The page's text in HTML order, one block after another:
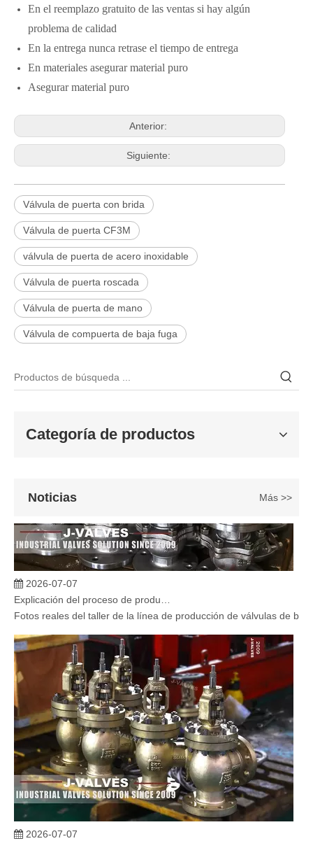
En el reemplazo gratuito de las ventas si hay algún
problema de calidad
En la entrega nunca retrase el tiempo de entrega
En materiales asegurar material puro
Asegurar material puro
Anterior:
Siguiente:
Válvula de puerta con brida
Válvula de puerta CF3M
válvula de puerta de acero inoxidable
Válvula de puerta roscada
Válvula de puerta de mano
Válvula de compuerta de baja fuga
Categoría de productos
Noticias Más >>
2026-06-25
Válvula de compuerta de bronce, níquel y aluminio C95800: diseño técnico, rendimiento y aplicaciones industriales
Fotos reales del taller de la línea de producción de válvulas de